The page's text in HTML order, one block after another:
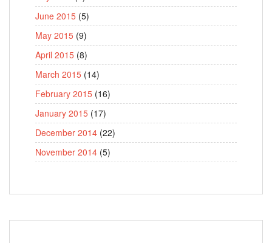
June 2015 (5)
May 2015 (9)
April 2015 (8)
March 2015 (14)
February 2015 (16)
January 2015 (17)
December 2014 (22)
November 2014 (5)